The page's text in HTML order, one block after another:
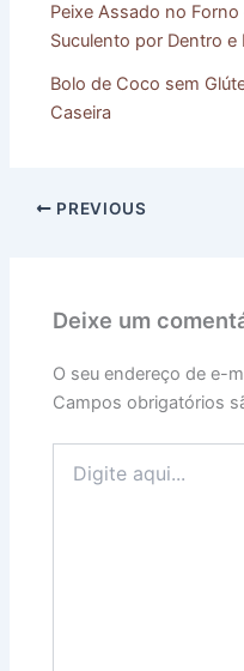
Peixe Assado no
Suculento por Dentro e
Bolo de Coco sem
Caseira
PREVIOUS
Deixe um
O seu endereço de e-
Campos obrigatórios
aqui...